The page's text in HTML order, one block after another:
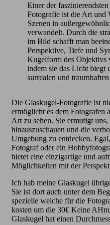
Einer der
Fotografie ist die Art und
Szenen in
verwandelt. Durch die
im Bild schafft man
Perspektive, Tiefe und
Kugelform des Objektivs
indem sie das Licht biegt
surrealen und
Die Glaskugel-Fotografie ist
ermöglicht es dem Fotografen
Art zu sehen. Sie ermutigt
hinauszuschauen und die
Umgebung zu entdecken.
Fotograf oder ein
bietet eine einzigartige und
Möglichkeiten mit der
Ich hab meine Glaskugel
Sie ist dort auch unter dem
spezielle welche für die
kosten um die 30€ Keine
Glaskugel hat einen